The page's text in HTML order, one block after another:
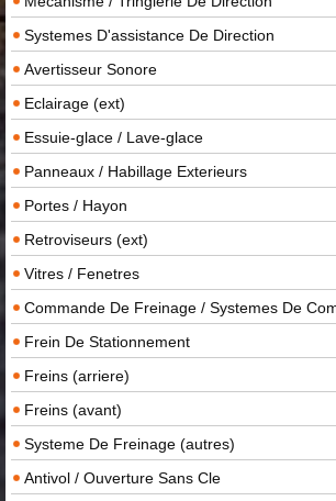
Systemes D'assistance De Direction
Avertisseur Sonore
Eclairage (ext)
Essuie-glace / Lave-glace
Panneaux / Habillage Exterieurs
Portes / Hayon
Retroviseurs (ext)
Vitres / Fenetres
Commande De Freinage / Systemes De
Frein De Stationnement
Freins (arriere)
Freins (avant)
Systeme De Freinage (autres)
Antivol / Ouverture Sans Cle